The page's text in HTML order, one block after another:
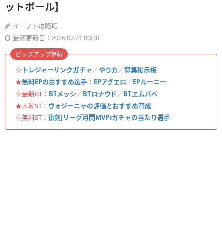
ットボール】
イーフト攻略班
最終更新日：2026.07.21 00:30
☆ トレジャーリンクガチャ／やり方／募集掲示板
★無料EPのおすすめ選手 ： EPアグエロ／EPルーニー
☆最新BT： BTメッシ／BTロナウド／BTエムバペ
★木曜ST： ヴォジーニャの評価とおすすめ育成
☆無料ST： 復刻Jリーグ月間MVPsガチャの当たり選手
ピックアップ情報